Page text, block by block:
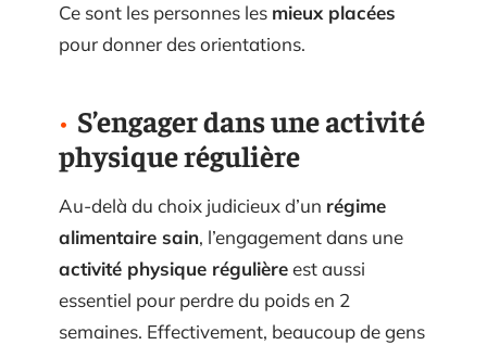
Ce sont les personnes les mieux placées
pour donner des orientations.
S’engager dans une activité
physique régulière
Au-delà du choix judicieux d’un régime
alimentaire sain, l’engagement dans une
activité physique régulièreest aussi
essentiel pour perdre du poids en 2
semaines. Effectivement, beaucoup de gens